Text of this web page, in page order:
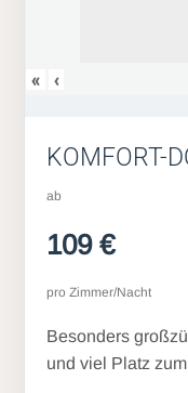
« ‹
KOMFORT-
ab
109 €
pro Zimmer/Nacht
Besonders
und viel Platz